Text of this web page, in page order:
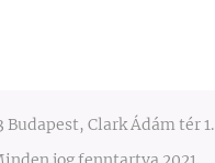
Budapest, Clark Ádám tér 1.